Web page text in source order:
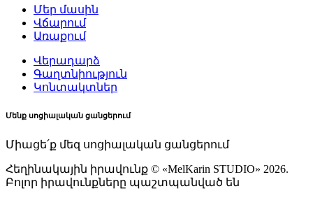
Մեր մասին
Վճարում
Առաքում
Վերադարձ
Գաղտնիություն
Կոնտակտներ
Մենք սոցիալական ցանցերում
Միացե՛ք մեզ սոցիալական ցանցերում
Հեղինակային իրավունք © «MelKarin STUDIO» 2026.
Բոլոր իրավունքները պաշտպանված են